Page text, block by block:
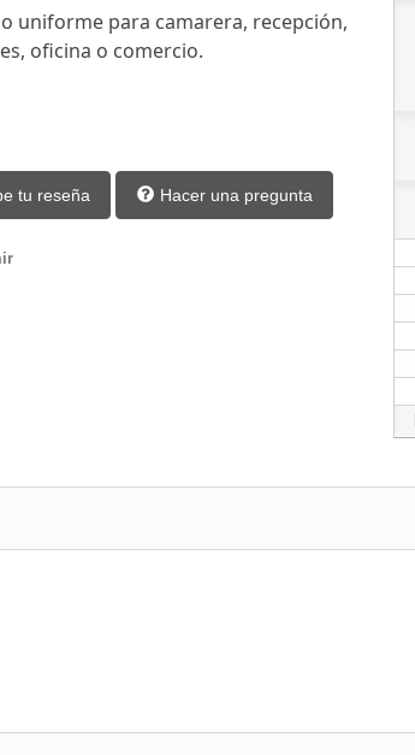
uniforme para camarera, recepción,
oficina o comercio.
tu reseña Hacer una pregunta